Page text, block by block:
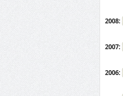
2008:
2007:
2006: